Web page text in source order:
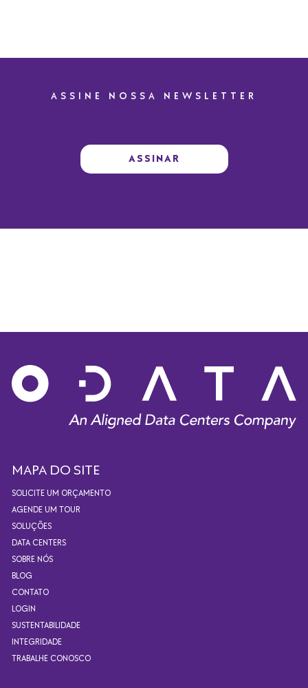
ASSINE NOSSA NEWSLETTER
ASSINAR
MAPA DO SITE
SOLICITE UM ORÇAMENTO
AGENDE UM TOUR
SOLUÇÕES
DATA CENTERS
SOBRE NÓS
BLOG
CONTATO
LOGIN
SUSTENTABILIDADE
INTEGRIDADE
TRABALHE CONOSCO